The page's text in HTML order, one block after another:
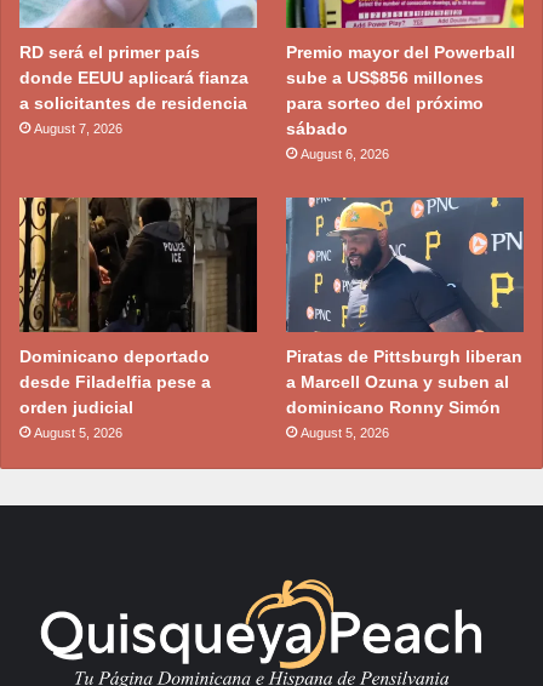
RD será el primer país
donde EEUU aplicará fianza
a solicitantes de residencia
August 7, 2026
Premio mayor del Powerball
sube a US$856 millones
para sorteo del próximo
sábado
August 6, 2026
Dominicano deportado
desde Filadelfia pese a
orden judicial
August 5, 2026
Piratas de Pittsburgh liberan
a Marcell Ozuna y suben al
dominicano Ronny Simón
August 5, 2026